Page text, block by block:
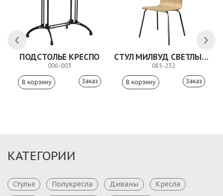
ПОДСТОЛЬЕ КРЕСПО
006-003
Заказ
СТУЛ МИЛВУД СВЕТЛЫЙ ШЕЛК
085-232
Заказ
КАТЕГОРИИ
Стулья Полукресла Диваны
Кресла